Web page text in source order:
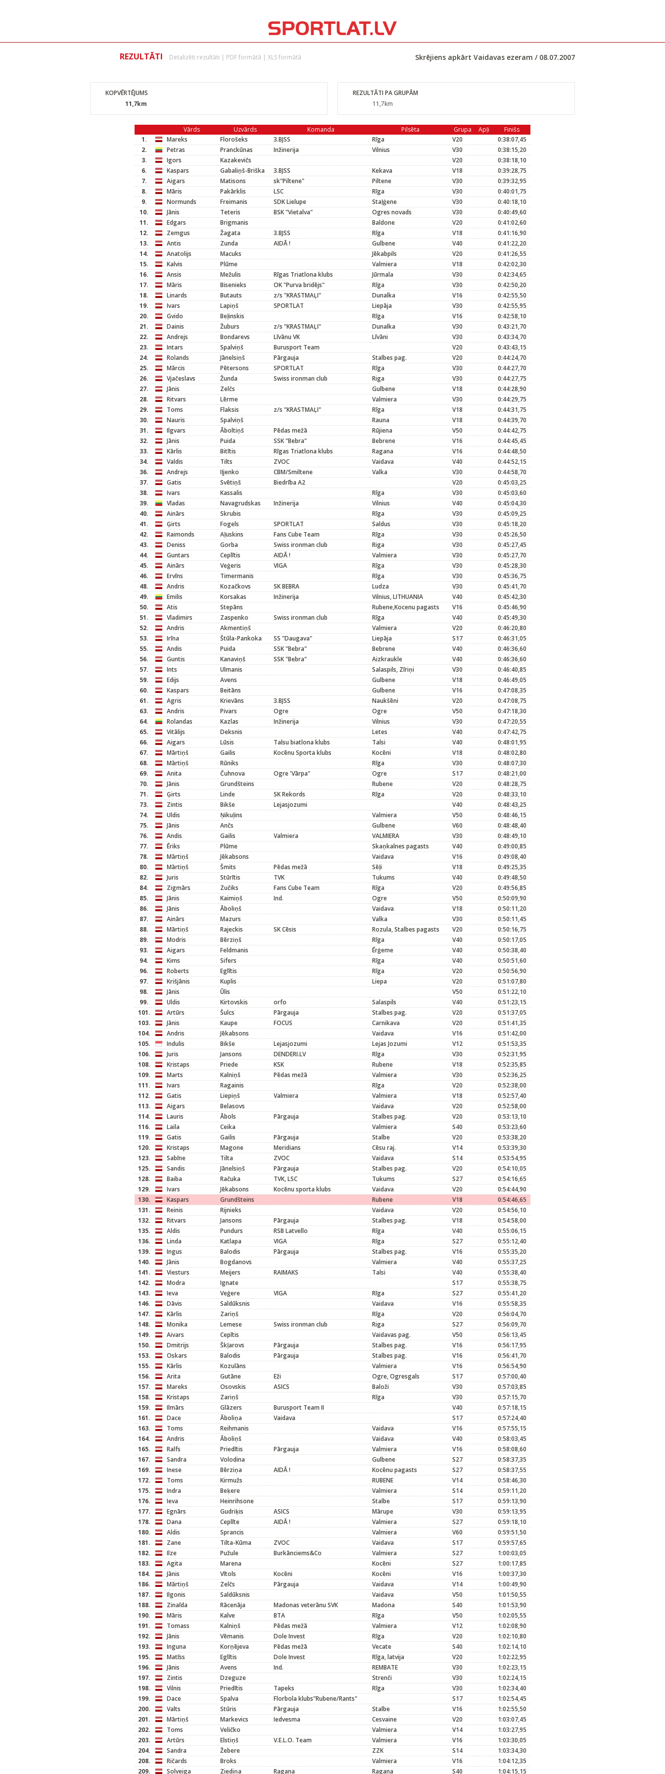
REZULTĀTI Detalizēti rezultāti | PDF formātā | XLS formātā Skrējiens apkārt Vaidavas ezeram / 08.07.2007
KOPVĒRTĒJUMS
11,7km
REZULTĀTI PA GRUPĀM
11,7km
Vārds Uzvārds Komanda Pilsēta Grupa Apļi
Finišs
1.
Mareks Florošeks 3.BJSS Rīga V20
0:38:07,45
2.
Petras Pranckūnas Inžinerija Vilnius V30
0:38:15,20
3.
Igors Kazakevičs V20
0:38:18,10
6.
Kaspars Gabaliņš-Briška 3.BJSS Kekava V18
0:39:28,75
7.
Aigars Matisons sk"Piltene" Piltene V30
0:39:32,95
8.
Māris Pakārklis LSC Rīga V30
0:40:01,75
9.
Normunds Freimanis SDK Lielupe Staļģene V30
0:40:18,10
10.
Jānis Teteris BSK "Vietalva" Ogres novads V30
0:40:49,60
11.
Edgars Brigmanis Baldone V20
0:41:02,60
12.
Zemgus Žagata 3.BJSS Rīga V18
0:41:16,90
13.
Antis Zunda AIDĀ ! Gulbene V40
0:41:22,20
14.
Anatolijs Macuks Jēkabpils V20
0:41:26,55
15.
Kalvis Plūme Valmiera V18
0:42:02,30
16.
Ansis Mežulis Rīgas Triatlona klubs Jūrmala V30
0:42:34,65
17.
Māris Bisenieks OK "Purva bridējs" Rīga V30
0:42:50,20
18.
Linards Butauts z/s "KRASTMAĻI" Dunalka V16
0:42:55,50
19.
Ivars Lapiņš SPORTLAT Liepāja V30
0:42:55,95
20.
Gvido Beļinskis Rīga V16
0:42:58,10
21.
Dainis Žuburs z/s "KRASTMAĻI" Dunalka V30
0:43:21,70
22.
Andrejs Bondarevs Līvānu VK Līvāni V30
0:43:34,70
23.
Intars Spalviņš Burusport Team V20
0:43:43,15
24.
Rolands Jānelsiņš Pārgauja Stalbes pag. V20
0:44:24,70
25.
Mārcis Pētersons SPORTLAT Rīga V30
0:44:27,70
26.
Vjačeslavs Žunda Swiss ironman club Riga V30
0:44:27,75
27.
Jānis Zelčs Gulbene V18
0:44:28,90
28.
Ritvars Lērme Valmiera V30
0:44:29,75
29.
Toms Flaksis z/s "KRASTMAĻI" Rīga V18
0:44:31,75
30.
Nauris Spalviņš Rauna V18
0:44:39,70
31.
Ilgvars Āboltiņš Pēdas mežā Rūjiena V50
0:44:42,75
32.
Jānis Puida SSK "Bebra" Bebrene V16
0:44:45,45
33.
Kārlis Bitītis Rīgas Triatlona klubs Ragana V16
0:44:48,50
34.
Valdis Tilts ZVOC Vaidava V40
0:44:52,15
36.
Andrejs Iļjenko CBM/Smiltene Valka V30
0:44:58,70
37.
Gatis Svētiņš Biedrība A2 V20
0:45:03,25
38.
Ivars Kassalis Rīga V30
0:45:03,60
39.
Vladas Navagrudskas Inžinerija Vilnius V40
0:45:04,30
40.
Ainārs Skrubis Rīga V30
0:45:09,25
41.
Ģirts Fogels SPORTLAT Saldus V30
0:45:18,20
42.
Raimonds Aļuskins Fans Cube Team Rīga V30
0:45:26,50
43.
Deniss Gorba Swiss ironman club Riga V30
0:45:27,45
44.
Guntars Ceplītis AIDĀ ! Valmiera V30
0:45:27,70
45.
Ainārs Veģeris VIGA Rīga V30
0:45:28,30
46.
Ervīns Timermanis Rīga V30
0:45:36,75
48.
Andris Kozačkovs SK BEBRA Ludza V30
0:45:41,70
49.
Emilis Korsakas Inžinerija Vilnius, LITHUANIA V40
0:45:42,30
50.
Atis Stepāns Rubene,Kocenu pagasts V16
0:45:46,90
51.
Vladimirs Zaspenko Swiss ironman club Rīga V40
0:45:49,30
52.
Andris Akmentiņš Valmiera V20
0:46:20,80
53.
Irīna Štūla-Pankoka SS "Daugava" Liepāja S17
0:46:31,05
55.
Andis Puida SSK "Bebra" Bebrene V40
0:46:36,60
56.
Guntis Kanaviņš SSK "Bebra" Aizkraukle V40
0:46:36,60
57.
Ints Ulmanis Salaspils, Zīriņi V30
0:46:40,85
59.
Edijs Avens Gulbene V18
0:46:49,05
60.
Kaspars Beitāns Gulbene V16
0:47:08,35
61.
Agris Krievāns 3.BJSS Naukšēni V20
0:47:08,75
63.
Andris Pivars Ogre Ogre V50
0:47:18,30
64.
Rolandas Kazlas Inžinerija Vilnius V30
0:47:20,55
65.
Vitālijs Deksnis Letes V40
0:47:42,75
66.
Aigars Lūsis Talsu biatlona klubs Talsi V40
0:48:01,95
67.
Mārtiņš Gailis Kocēnu Sporta klubs Kocēni V18
0:48:02,80
68.
Mārtiņš Rūniks Rīga V30
0:48:07,30
69.
Anita Čuhnova Ogre 'Vārpa" Ogre S17
0:48:21,00
70.
Jānis Grundšteins Rubene V20
0:48:28,75
71.
Ģirts Linde SK Rekords Rīga V20
0:48:33,10
73.
Zintis Bikše Lejasjozumi V40
0:48:43,25
74.
Uldis Ņikuļins Valmiera V50
0:48:46,15
75.
Jānis Ančs Gulbene V60
0:48:48,40
76.
Andis Gailis Valmiera VALMIERA V30
0:48:49,10
77.
Ēriks Plūme Skaņkalnes pagasts V40
0:49:00,85
78.
Mārtiņš Jēkabsons Vaidava V16
0:49:08,40
80.
Mārtiņš Šmits Pēdas mežā Sēļi V18
0:49:25,35
82.
Juris Stūrītis TVK Tukums V40
0:49:48,50
84.
Zigmārs Zučiks Fans Cube Team Rīga V20
0:49:56,85
85.
Jānis Kaimiņš Ind. Ogre V50
0:50:09,90
86.
Jānis Āboliņš Vaidava V18
0:50:11,20
87.
Ainārs Mazurs Valka V30
0:50:11,45
88.
Mārtiņš Rajeckis SK Cēsis Rozula, Stalbes pagasts V20
0:50:16,75
89.
Modris Bērziņš Rīga V40
0:50:17,05
93.
Aigars Feldmanis Ērģeme V40
0:50:38,40
94.
Kims Sifers Rīga V40
0:50:51,60
96.
Roberts Eglītis Rīga V20
0:50:56,90
97.
Krišjānis Kuplis Liepa V20
0:51:07,80
98.
Jānis Ūlis V50
0:51:22,10
99.
Uldis Kirtovskis orfo Salaspils V40
0:51:23,15
101.
Artūrs Šulcs Pārgauja Stalbes pag. V20
0:51:37,05
103.
Jānis Kaupe FOCUS Carnikava V20
0:51:41,35
104.
Andris Jēkabsons Vaidava V16
0:51:42,00
105.
Indulis Bikše Lejasjozumi Lejas Jozumi V12
0:51:53,35
106.
Juris Jansons DENDERI.LV Rīga V30
0:52:31,95
108.
Kristaps Priede KSK Rubene V18
0:52:35,85
109.
Marts Kalniņš Pēdas mežā Valmiera V30
0:52:36,25
111.
Ivars Ragainis Rīga V20
0:52:38,00
112.
Gatis Liepiņš Valmiera Valmiera V18
0:52:57,40
113.
Aigars Belasovs Vaidava V20
0:52:58,00
114.
Lauris Ābols Pārgauja Stalbes pag. V20
0:53:13,10
116.
Laila Ceika Valmiera S40
0:53:23,60
119.
Gatis Gailis Pārgauja Stalbe V20
0:53:38,20
120.
Kristaps Magone Meridians Cēsu raj. V14
0:53:39,30
123.
Sabīne Tilta ZVOC Vaidava S14
0:53:54,95
125.
Sandis Jānelsiņš Pārgauja Stalbes pag. V20
0:54:10,05
128.
Baiba Račuka TVK, LSC Tukums S27
0:54:16,65
129.
Ivars Jēkabsons Kocēnu sporta klubs Vaidava V20
0:54:44,90
130.
Kaspars Grundšteins Rubene V18
0:54:46,65
131.
Reinis Rijnieks Vaidava V20
0:54:56,10
132.
Ritvars Jansons Pārgauja Stalbes pag. V18
0:54:58,00
135.
Aldis Pundurs RSB Latvello Rīga V40
0:55:06,15
136.
Linda Katlapa VIGA Rīga S27
0:55:12,40
139.
Ingus Balodis Pārgauja Stalbes pag. V16
0:55:35,20
140.
Jānis Bogdanovs Valmiera V40
0:55:37,25
141.
Viesturs Meijers RAIMAKS Talsi V40
0:55:38,40
142.
Modra Ignate S17
0:55:38,75
143.
Ieva Veģere VIGA Rīga S27
0:55:41,20
146.
Dāvis Saldūksnis Vaidava V16
0:55:58,35
147.
Kārlis Zariņš Rīga V20
0:56:04,70
148.
Monika Lemese Swiss ironman club Riga S27
0:56:09,70
149.
Aivars Cepītis Vaidavas pag. V50
0:56:13,45
150.
Dmitrijs Škļarovs Pārgauja Stalbes pag. V16
0:56:17,95
153.
Oskars Balodis Pārgauja Stalbes pag. V16
0:56:41,70
155.
Kārlis Kozulāns Valmiera V16
0:56:54,90
156.
Arita Gutāne Eži Ogre, Ogresgals S17
0:57:00,40
157.
Mareks Osovskis ASICS Baloži V30
0:57:03,85
158.
Kristaps Zariņš Rīga V30
0:57:15,70
159.
Ilmārs Glāzers Burusport Team II V40
0:57:18,15
161.
Dace Āboliņa Vaidava S17
0:57:24,40
163.
Toms Reihmanis Vaidava V16
0:57:55,15
164.
Andris Āboliņš Vaidava V40
0:58:03,45
165.
Ralfs Priedītis Pārgauja Valmiera V16
0:58:08,60
167.
Sandra Volodina Gulbene S27
0:58:37,35
169.
Inese Bērziņa AIDĀ ! Kocēnu pagasts S27
0:58:37,55
172.
Toms Kirmužs RUBENE V14
0:58:46,30
175.
Indra Beķere Valmiera S14
0:59:11,20
176.
Ieva Heinrihsone Stalbe S17
0:59:13,90
177.
Egnārs Gudriķis ASICS Mārupe V30
0:59:13,95
178.
Dana Ceplīte AIDĀ ! Valmiera S27
0:59:18,10
180.
Aldis Sprancis Valmiera V60
0:59:51,50
181.
Zane Tilta-Kūma ZVOC Vaidava S17
0:59:57,65
182.
Ilze Pužule Burkānciems&Co Valmiera S27
1:00:03,05
183.
Agita Marena Kocēni S27
1:00:17,85
184.
Jānis Vītols Kocēni Kocēni V16
1:00:37,30
186.
Mārtiņš Zelčs Pārgauja Vaidava V14
1:00:49,90
187.
Ilgonis Saldūksnis Vaidava V50
1:01:50,55
188.
Zinaīda Rācenāja Madonas veterānu SVK Madona S40
1:01:53,90
190.
Māris Kalve BTA Rīga V50
1:02:05,55
191.
Tomass Kalniņš Pēdas mežā Valmiera V12
1:02:08,90
192.
Jānis Vēmanis Dole Invest Rīga V20
1:02:10,80
193.
Inguna Korņējeva Pēdas mežā Vecate S40
1:02:14,10
195.
Matīss Eglītis Dole Invest Rīga, latvija V20
1:02:22,95
196.
Jānis Avens Ind. REMBATE V30
1:02:23,15
197.
Zintis Dzeguze Strenči V30
1:02:24,15
198.
Vilnis Priedītis Tapeks Rīga V30
1:02:34,40
199.
Dace Spalva Florbola klubs"Rubene/Rants" S17
1:02:54,45
200.
Valts Stūris Pārgauja Stalbe V16
1:02:55,50
201.
Mārtiņš Markevics Iedvesma Cesvaine V20
1:03:07,45
202.
Toms Veličko Valmiera V14
1:03:27,95
203.
Artūrs Elstiņš V.E.L.O. Team Valmiera V16
1:03:30,05
204.
Sandra Žebere ZZK S14
1:03:34,30
208.
Ričards Broks Valmiera V16
1:04:12,35
209.
Solveiga Ziediņa Ragana Ragana S40 1:04:15,15